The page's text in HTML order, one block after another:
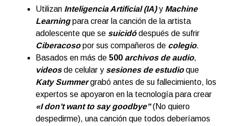
Utilizan Inteligencia Artificial (IA)y Machine
Learningpara crear la canción de la artista
adolescente que se suicidódespués de sufrir
Ciberacoso por sus compañeros de colegio.
Basados en más de 500 archivos de audio,
videosde celular y sesiones de estudioque
Katy Summergrabó antes de su fallecimiento, los
expertos se apoyaron en la tecnología para crear
«I don’t want to say goodbye”(No quiero
despedirme), una canción que todos deberíamos